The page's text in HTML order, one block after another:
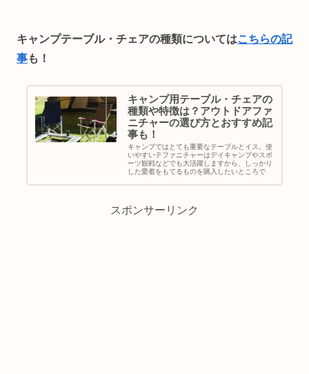
キャンプテーブル・チェアの種類についてはこちらの記
事も！
キャンプ用テーブル・チェアの
種類や特徴は？アウトドアファ
ニチャーの選び方とおすすめ記
事も！
キャンプではとても重要なテーブルとイス。使
いやすいテファニチャーはデイキャンプやスポ
ーツ観戦などでも大活躍しますから、しっかり
した愛着をもてるものを購入したいところで
テーブルやチェア等のアウトドアファニチャの
て紹介していきます。
スポンサーリンク